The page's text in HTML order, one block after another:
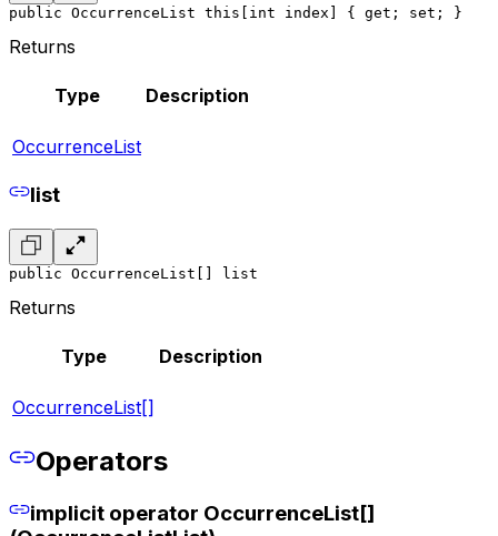
public OccurrenceList this[int index] { get; set; }
Returns
Type Description
OccurrenceList
list
public OccurrenceList[] list
Returns
Type Description
OccurrenceList[]
Operators
implicit operator OccurrenceList[]